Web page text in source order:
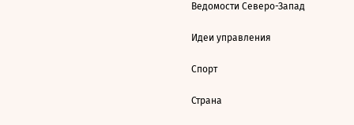
Ведомости Северо-Запад
Идеи управления
Спорт
Страна